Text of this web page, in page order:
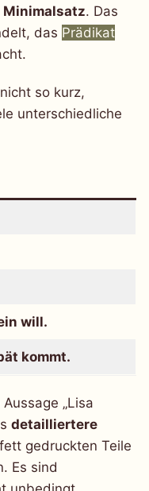
Minimalsatz. Das
das Prädikat
so kurz,
unterschiedliche
will.
kommt.
„Lisa
detailliertere
gedruckten Teile
Es sind